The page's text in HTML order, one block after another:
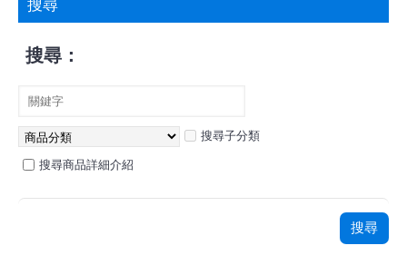
搜尋
搜尋：
搜尋子分類
搜尋商品詳細介紹